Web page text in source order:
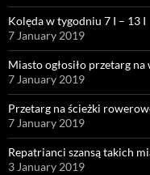
Kolęda w tygodniu 7 I – 13 I
7 January 2019
Miasto ogłosiło przetarg
7 January 2019
Przetarg na ścieżki
7 January 2019
Repatrianci szansą takich
3 January 2019